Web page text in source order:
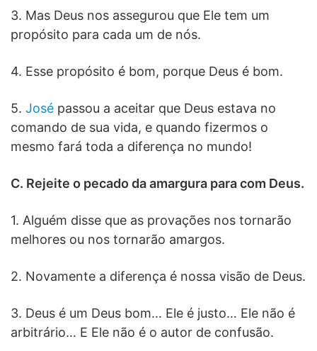
3. Mas Deus nos assegurou que Ele tem um
propósito para cada um de nós.
4. Esse propósito é bom, porque Deus é bom.
5. José passou a aceitar que Deus estava no
comando de sua vida, e quando fizermos o
mesmo fará toda a diferença no mundo!
C. Rejeite o pecado da amargura para com Deus.
1. Alguém disse que as provações nos tornarão
melhores ou nos tornarão amargos.
2. Novamente a diferença é nossa visão de Deus.
3. Deus é um Deus bom… Ele é justo… Ele não é
arbitrário… E Ele não é o autor de confusão.